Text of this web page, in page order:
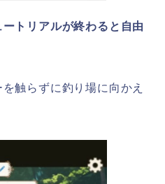
ートリアルが終わると自由
触らずに釣り場に向かえ